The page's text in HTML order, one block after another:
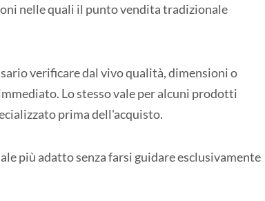
nelle quali il punto vendita tradizionale
verificare dal vivo qualità, dimensioni o
Lo stesso vale per alcuni prodotti
prima dell'acquisto.
più adatto senza farsi guidare esclusivamente